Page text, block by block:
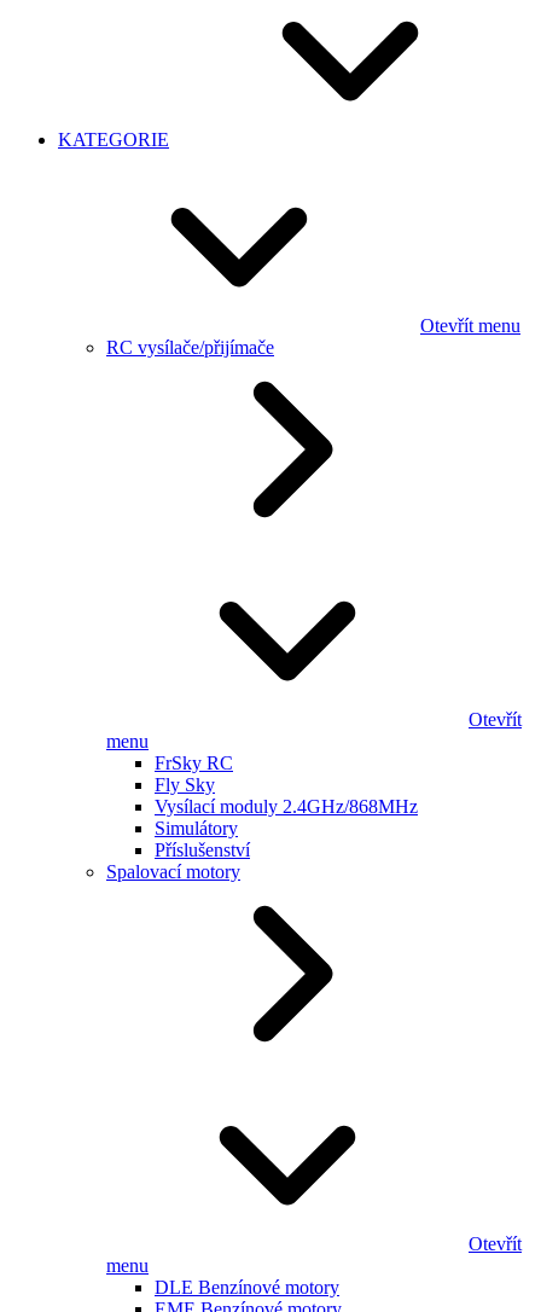
KATEGORIE
Otevřít menu
RC vysílače/přijímače
Otevřít
menu
FrSky RC
Fly Sky
Vysílací moduly 2.4GHz/868MHz
Simulátory
Příslušenství
Spalovací motory
Otevřít
menu
DLE Benzínové motory